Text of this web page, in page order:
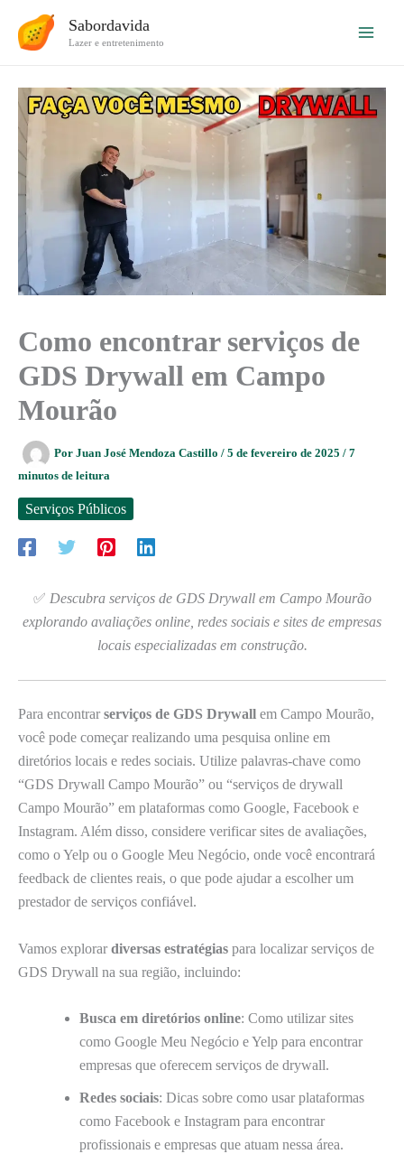
para
Sabordavida
Lazer e entretenimento
Como encontrar serviços de
GDS Drywall em Campo
Mourão
Por Juan José Mendoza Castillo / 5 de fevereiro de 2025 / 7
minutos de leitura
Serviços Públicos
✅ Descubra serviços de GDS Drywall em Campo Mourão
explorando avaliações online, redes sociais e sites de empresas
locais especializadas em construção.
Para encontrar serviços de GDS Drywall em Campo Mourão,
você pode começar realizando uma pesquisa online em
diretórios locais e redes sociais. Utilize palavras-chave como
“GDS Drywall Campo Mourão” ou “serviços de drywall
Campo Mourão” em plataformas como Google, Facebook e
Instagram. Além disso, considere verificar sites de avaliações,
como o Yelp ou o Google Meu Negócio, onde você encontrará
feedback de clientes reais, o que pode ajudar a escolher um
prestador de serviços confiável.
Vamos explorar diversas estratégias para localizar serviços de
GDS Drywall na sua região, incluindo:
Busca em diretórios online: Como utilizar sites
como Google Meu Negócio e Yelp para encontrar
empresas que oferecem serviços de drywall.
Redes sociais: Dicas sobre como usar plataformas
como Facebook e Instagram para encontrar
profissionais e empresas que atuam nessa área.